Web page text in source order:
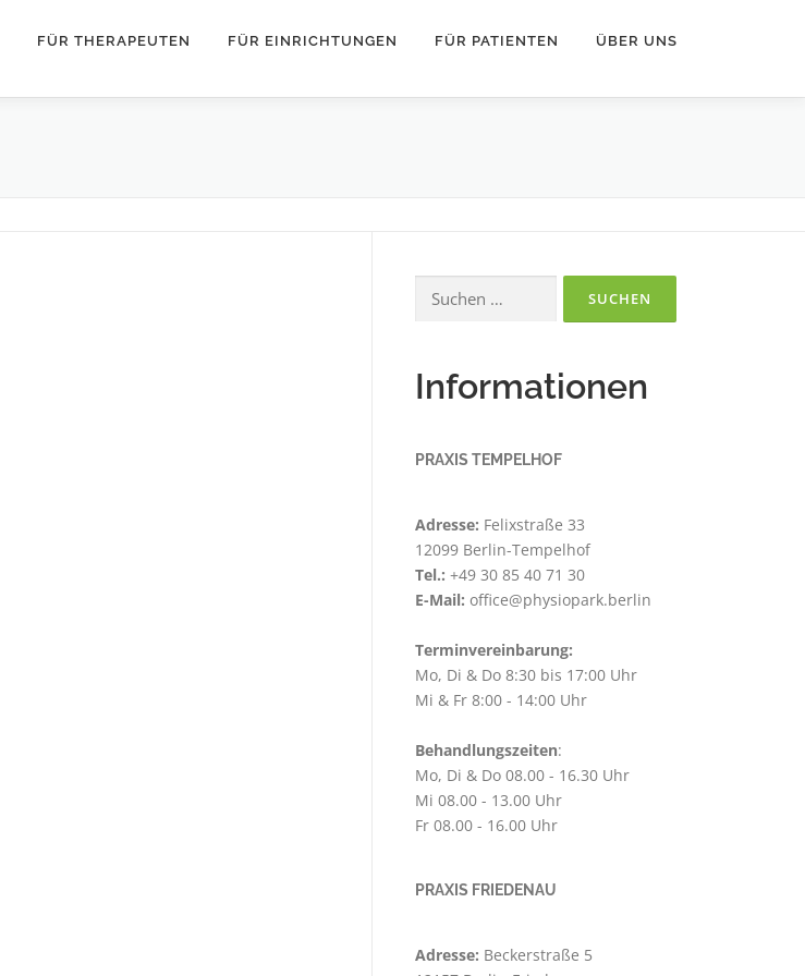
FÜR THERAPEUTEN FÜR EINRICHTUNGEN FÜR PATIENTEN ÜBER UNS
Suchen
nach:
Informationen
PRAXIS TEMPELHOF
Adresse: Felixstraße 33
12099 Berlin-Tempelhof
Tel.: +49 30 85 40 71 30
E-Mail: office@physiopark.berlin
Terminvereinbarung:
Mo, Di & Do 8:30 bis 17:00 Uhr
Mi & Fr 8:00 - 14:00 Uhr
Behandlungszeiten:
Mo, Di & Do 08.00 - 16.30 Uhr
Mi 08.00 - 13.00 Uhr
Fr 08.00 - 16.00 Uhr
PRAXIS FRIEDENAU
Adresse: Beckerstraße 5